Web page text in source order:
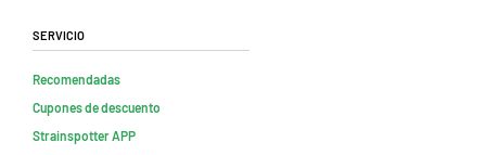
Servicio
Recomendadas
Cupones de descuento
Strainspotter APP